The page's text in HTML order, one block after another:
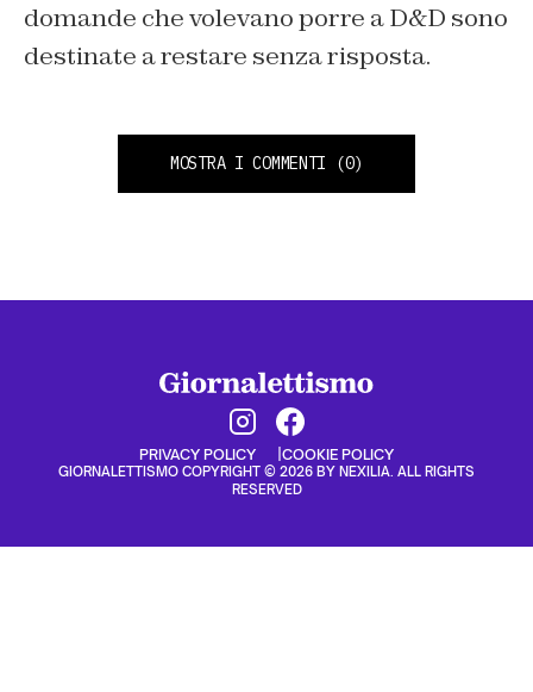
domande che volevano porre a D&D sono
destinate a restare senza risposta.
MOSTRA I COMMENTI (0)
PRIVACY POLICY COOKIE POLICY
GIORNALETTISMO COPYRIGHT © 2026 BY NEXILIA. ALL RIGHTS
RESERVED